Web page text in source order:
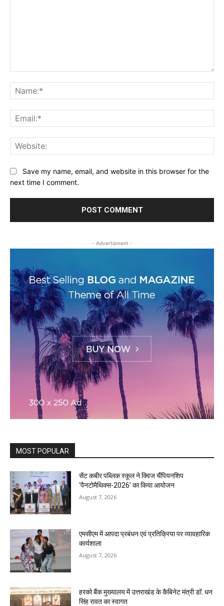
Save my name, email, and website in this browser for the
next time I comment.
- Advertisment -
MOST POPULAR
सेंट कबीर पब्लिक स्कूल ने क्विज चैंपियनशिप
‘पैनटोमैथिक्स-2026’ का किया आयोजन
August 7, 2026
एमसीएम में आपदा प्रबंधन एवं प्रतिक्रिया पर व्यावहारिक
कार्यशाला
August 7, 2026
हरको बैंक मुख्यालय में उत्तराखंड के कैबिनेट मंत्री डॉ. धन
सिंह रावत का स्वागत